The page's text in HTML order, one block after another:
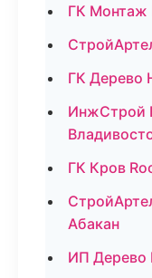
ГК Монтаж
ГК Дерево
ИнжСтрой
ГК Кров
Абакан
ИП Дерево